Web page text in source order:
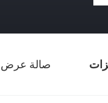
صالة عرض